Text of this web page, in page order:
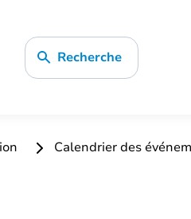
Recherche
Calendrier des